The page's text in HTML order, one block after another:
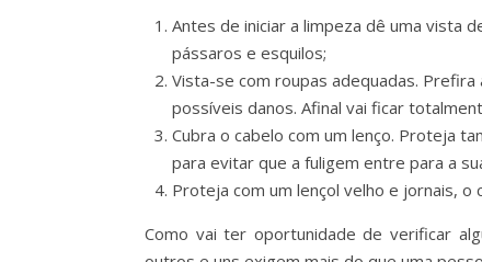
Antes de iniciar a limpeza dê uma vista
pássaros e esquilos;
Vista-se com roupas adequadas.
possíveis danos. Afinal vai ficar
Cubra o cabelo com um lenço. Proteja
para evitar que a fuligem entre para a
Proteja com um lençol velho e jornais,
Como vai ter oportunidade de verificar